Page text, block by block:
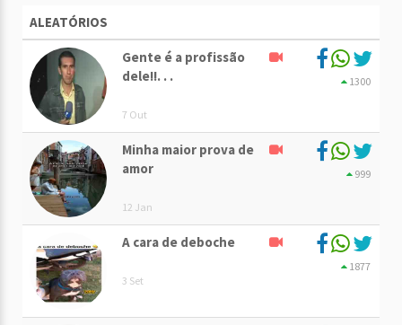
ALEATÓRIOS
Gente é a profissão
dele!!. . .
7 Out
1300
Minha maior prova de
amor
12 Jan
999
A cara de deboche
3 Set
1877